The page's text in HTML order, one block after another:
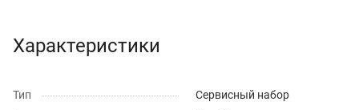
Характеристики
Тип
Сервисный набор